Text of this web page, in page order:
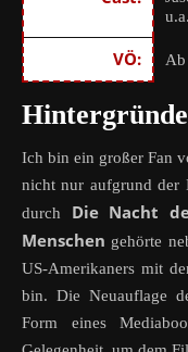
u.a.
VÖ:
Ich bin ein großer Fan
nicht nur aufgrund der
durch Die Nacht
Menschen gehörte
US-Amerikaners mit
bin. Die Neuauflage
Form eines